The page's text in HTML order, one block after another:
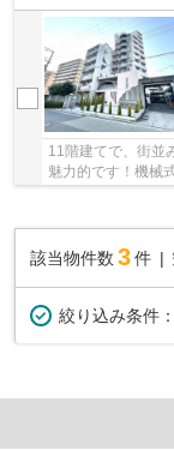
11階建てで、街並
魅力的です！機械
該当物件数 3件
絞り込み条件：